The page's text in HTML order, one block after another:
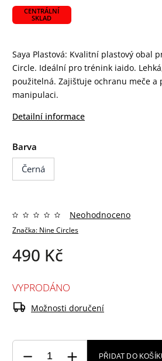
CENTRÁLNÍ
SKLAD
Saya Plastová: Kvalitní plastový obal
Circle. Ideální pro trénink iaido.
použitelná. Zajišťuje ochranu meče a
manipulaci.
Detailní informace
Barva
Černá
Značka: Nine Circles
Neohodnoceno
490 Kč
VYPRODÁNO
Možnosti doručení
PŘIDAT DO